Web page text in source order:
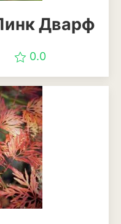
Дварф
0.0